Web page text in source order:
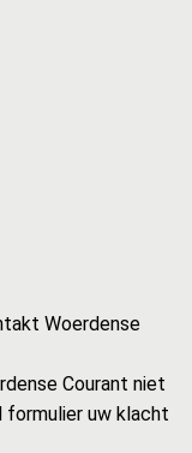
Woerdense
Courant niet
formulier uw klacht